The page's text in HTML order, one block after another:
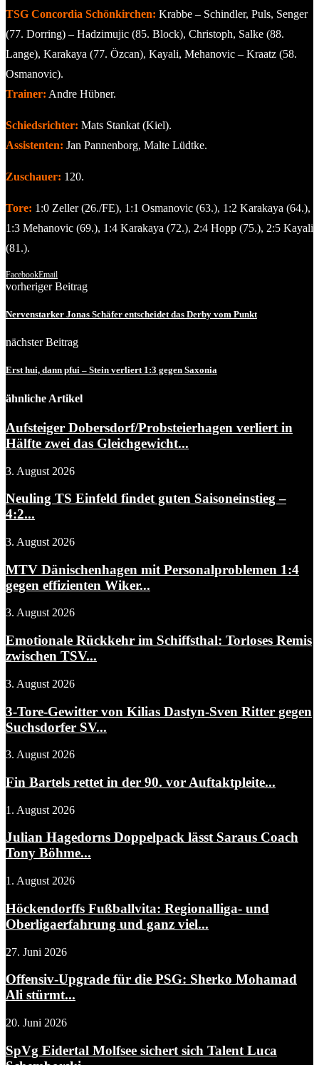
TSG Concordia Schönkirchen: Krabbe – Schindler, Puls, Senger
(77. Dorring) – Hadzimujic (85. Block), Christoph, Salke (88.
Lange), Karakaya (77. Özcan), Kayali, Mehanovic – Kraatz (58.
Osmanovic).
Trainer: Andre Hübner.
Schiedsrichter: Mats Stankat (Kiel).
Assistenten: Jan Pannenborg, Malte Lüdtke.
Zuschauer: 120.
Tore: 1:0 Zeller (26./FE), 1:1 Osmanovic (63.), 1:2 Karakaya (64.),
1:3 Mehanovic (69.), 1:4 Karakaya (72.), 2:4 Hopp (75.), 2:5 Kayali
(81.).
FacebookEmail
vorheriger Beitrag
Nervenstarker Jonas Schäfer entscheidet das Derby vom Punkt
nächster Beitrag
Erst hui, dann pfui – Stein verliert 1:3 gegen Saxonia
ähnliche Artikel
Aufsteiger Dobersdorf/Probsteierhagen verliert in
Hälfte zwei das Gleichgewicht...
3. August 2026
Neuling TS Einfeld findet guten Saisoneinstieg –
4:2...
3. August 2026
MTV Dänischenhagen mit Personalproblemen 1:4
gegen effizienten Wiker...
3. August 2026
Emotionale Rückkehr im Schiffsthal: Torloses Remis
zwischen TSV...
3. August 2026
3-Tore-Gewitter von Kilias Dastyn-Sven Ritter gegen
Suchsdorfer SV...
3. August 2026
Fin Bartels rettet in der 90. vor Auftaktpleite...
1. August 2026
Julian Hagedorns Doppelpack lässt Saraus Coach
Tony Böhme...
1. August 2026
Höckendorffs Fußballvita: Regionalliga- und
Oberligaerfahrung und ganz viel...
27. Juni 2026
Offensiv-Upgrade für die PSG: Sherko Mohamad
Ali stürmt...
20. Juni 2026
SpVg Eidertal Molfsee sichert sich Talent Luca